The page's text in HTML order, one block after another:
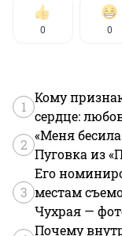
0 0
1
Кому
сердце:
2
«Меня
Пуговка из
3
Его
местам
Чухрая —
Почему